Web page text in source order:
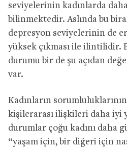
seviyelerinin kadınlarda
bilinmektedir. Aslında bu
depresyon seviyelerinin de
yüksek çıkması ile ilintilidir.
durumu bir de şu açıdan
var.
Kadınların
kişilerarası ilişkileri daha iyi
durumlar çoğu kadını daha
“yaşam için, bir diğeri için